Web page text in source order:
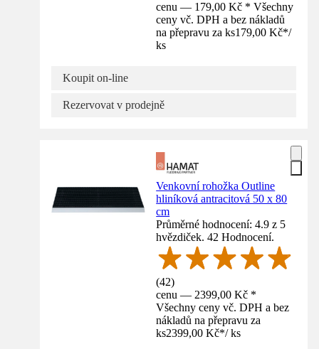
cenu — 179,00 Kč * Všechny
ceny vč. DPH a bez nákladů
na přepravu za ks179,00 Kč*/
ks
Koupit on-line
Rezervovat v prodejně
Venkovní rohožka Outline
hliníková antracitová 50 x 80
cm
Průměrné hodnocení: 4.9 z 5
hvězdiček. 42 Hodnocení.
(42)
cenu — 2399,00 Kč *
Všechny ceny vč. DPH a bez
nákladů na přepravu za
ks2399,00 Kč*/ ks